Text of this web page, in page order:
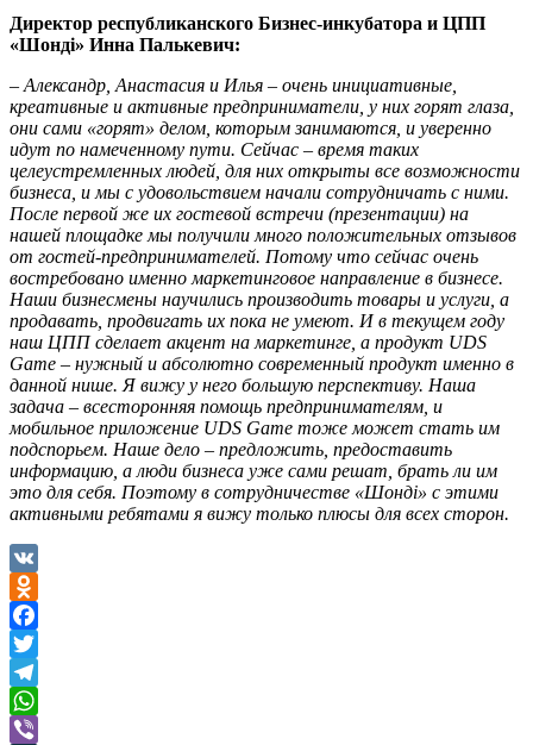
Директор республиканского Бизнес-инкубатора и ЦПП
«Шондi» Инна Палькевич:
– Александр, Анастасия и Илья – очень инициативные,
креативные и активные предприниматели, у них горят глаза,
они сами «горят» делом, которым занимаются, и уверенно
идут по намеченному пути. Сейчас – время таких
целеустремленных людей, для них открыты все возможности
бизнеса, и мы с удовольствием начали сотрудничать с ними.
После первой же их гостевой встречи (презентации) на
нашей площадке мы получили много положительных отзывов
от гостей-предпринимателей. Потому что сейчас очень
востребовано именно маркетинговое направление в бизнесе.
Наши бизнесмены научились производить товары и услуги, а
продавать, продвигать их пока не умеют. И в текущем году
наш ЦПП сделает акцент на маркетинге, а продукт UDS
Game – нужный и абсолютно современный продукт именно в
данной нише. Я вижу у него большую перспективу. Наша
задача – всесторонняя помощь предпринимателям, и
мобильное приложение UDS Game тоже может стать им
подспорьем. Наше дело – предложить, предоставить
информацию, а люди бизнеса уже сами решат, брать ли им
это для себя. Поэтому в сотрудничестве «Шондi» с этими
активными ребятами я вижу только плюсы для всех сторон.
VK
Odnoklassniki
Facebook
Twitter
Telegram
WhatsApp